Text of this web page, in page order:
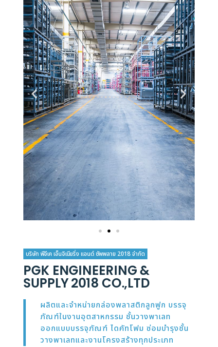
บริษัท พีจีเค เอ็นจิเนียริ่ง แอนด์ ซัพพลาย 2018 จำกัด
PGK ENGINEERING &
SUPPLY 2018 CO.,LTD
ผลิตและจำหน่ายกล่องพลาสติกลูกฟูก บรรจุ
ภัณฑ์ในงานอุตสาหกรรม ชั้นวางพาเลท
ออกแบบบรรจุภัณฑ์ ไดคัทโฟม ซ่อมบำรุงชั้น
วางพาเลทและงานโครงสร้างทุกประเภท